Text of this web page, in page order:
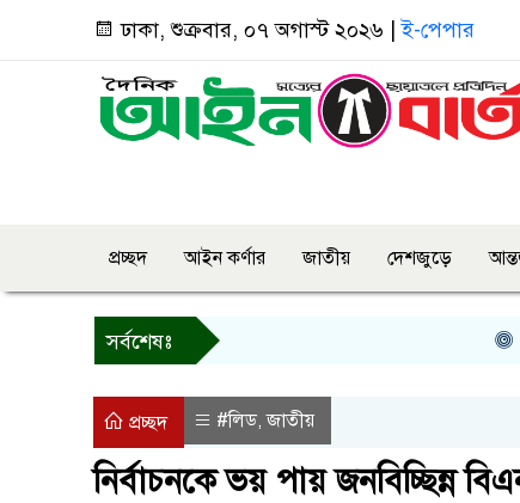
ঢাকা, শুক্রবার, ০৭ অগাস্ট ২০২৬ |ই-পেপার
প্রচ্ছদ আইন কর্ণার জাতীয় দেশজুড়ে
সর্বশেষঃ
প্রচ্ছদ #লিড,জাতীয়
নির্বাচনকে ভয় পায় জনবিচ্ছিন্ন